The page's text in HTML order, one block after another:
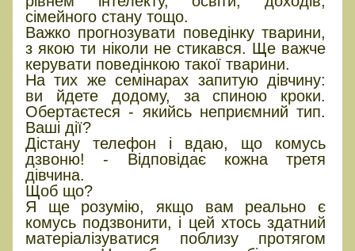
сімейного стану тощо.
Важко прогнозувати поведінку тварини,
з якою ти ніколи не стикався. Ще важче
керувати поведінкою такої тварини.
На тих же семінарах запитую дівчину:
ви йдете додому, за спиною кроки.
Обертаєтеся - якийсь неприємний тип.
Ваші дії?
Дістану телефон і вдаю, що комусь
дзвоню! - Відповідає кожна третя
дівчина.
Щоб що?
Я ще розумію, якщо вам реально є
комусь подзвонити, і цей хтось здатний
матеріалізуватися поблизу протягом